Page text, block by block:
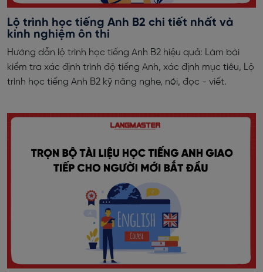
Lộ trình học tiếng Anh B2 chi tiết nhất và
kinh nghiệm ôn thi
Hướng dẫn lộ trình học tiếng Anh B2 hiệu quả: Làm bài
kiểm tra xác định trình độ tiếng Anh, xác định mục tiêu, Lộ
trình học tiếng Anh B2 kỹ năng nghe, nói, đọc - viết.